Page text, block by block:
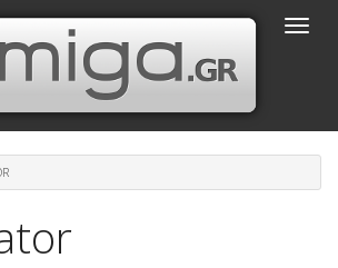
Toggle